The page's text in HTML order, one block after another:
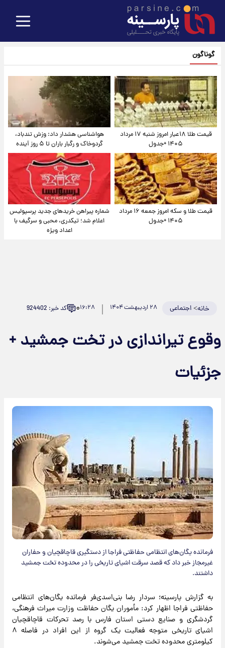
گوناگون
قیمت طلا ۱۸عیار امروز شنبه ۱۷ مرداد
۱۴۰۵ +جدول
هواشناسی هشدار داد: وزش تندباد،
گردوخاک و رگبار باران تا ۵ روز آینده
قیمت طلا و سکه امروز جمعه ۱۶ مرداد
۱۴۰۵ +جدول
شماره پیراهن خریدهای جدید پرسپولیس
اعلام شد؛ تیکدری، محبی و سرگیف با
اعداد ویژه
خانه>اجتماعی ۲۸ اردیبهشت ۱۴۰۴ ۱۶:۲۸۰ کد خبر: 924402
وقوع تیراندازی در تخت جمشید +
جزئیات
فرمانده یگان‌های انتظامی حفاظتی فراجا از دستگیری قاچاقچیان و حفاران
غیرمجاز خبر داد که قصد سرقت اشیای تاریخی را در محدوده تخت جمشید
داشتند.
به گزارش پارسینه؛ سردار رضا بنی‌اسدی‌فر فرمانده یگان‌های انتظامی
حفاظتی فراجا اظهار کرد: مأموران یگان حفاظت وزارت میراث فرهنگی،
گردشگری و صنایع دستی استان فارس با رصد تحرکات قاچاقچیان
اشیای تاریخی متوجه فعالیت یک گروه از این افراد در فاصله ۸
کیلومتری محدوده تخت جمشید می‌شوند.